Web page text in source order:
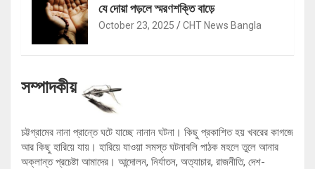
যে দোয়া পড়লে স্মরণশক্তি বাড়ে
October 23, 2025 CHT News Bangla
সম্পাদকীয়
চট্টগ্রামের নানা প্রান্তে ঘটে যাচ্ছে নানান ঘটনা। কিছু প্রকাশিত হয় খবরের কাগজে
আর কিছু হারিয়ে যায়। হারিয়ে যাওয়া সমস্ত ঘটনাবলি পাঠক মহলে তুলে আনার
অক্লান্ত প্রচেষ্টা আমাদের। আন্দোলন, নির্যাতন, অত্যাচার, রাজনীতি, দেশ-